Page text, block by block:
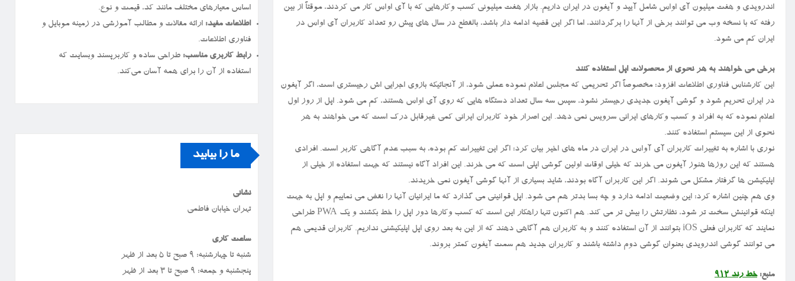
اندرویدی و هفت میلیون آی اواس شامل آیپد و آیفون در ایران داریم. بازار هفت میلیونی کسب وکارهایی که با آی اواس کار می کردند، موقتاً از بین
رفته که با نسخه وب می توانند برخی از آنها را برگردانند، اما اگر این قضیه ادامه دار باشد، بالقطع در سال های پیش رو تعداد کاربران آی اواس در
ایران کم می شود.
برخی می خواهند به هر نحوی از محصولات اپل استفاده کنند
این کارشناس فناوری اطلاعات افزود: مخصوصاً اگر تحریمی که مجلس اعلام نموده عملی شود، از آنجائیکه بازوی اجرایی اش رجیستری است، اگر آیفون
در ایران تحریم شود و گوشی آیفون جدیدی رجیستر نشود، سپس سه سال تعداد دستگاه هایی که روی آی اواس هستند، کم می شود. اپل از روز اول
اعلام نموده که به افراد و کسب وکارهای ایرانی سرویس نمی دهد. این اصرار خود کاربران ایرانی کمی غیرقابل درک است که می خواهند به هر
نحوی از این سیستم استفاده کنند.
نوری با اشاره به تغییرات کاربران آی آواس در ایران در ماه های اخیر بیان کرد: اگر این تغییرات کم بوده، به سبب عدم آگاهی کاربر است. افرادی
هستند که این روزها هنوز آیفون می خرند که خیلی اوقات اولین گوشی اپلی است که می خرند. این افراد آگاه نیستند که جهت استفاده از خیلی از
اپلیکیشن ها گرفتار مشکل می شوند. اگر این کاربران آگاه بودند، شاید بسیاری از آنها گوشی آیفون نمی خریدند.
وی هم چنین اشاره کرد: این وضعیت ادامه دارد و چه بسا بدتر هم می شود. اپل قوانینی می گذارد که ما ایرانیان آنها را نقض می نماییم و اپل به جهت
اینکه قوانینش سخت تر شود، نظارتش را بیش تر می کند. هم اکنون تنها راهکار این است که کسب وکارها دور اپل را خط بکشند و یک PWA طراحی
نمایند که کاربران فعلی iOS بتوانند از آن استفاده کنند و به کاربران هم آگاهی دهند که از این به بعد روی اپل اپلیکیشنی نداریم. کاربران قدیمی هم
می توانند گوشی اندرویدی بعنوان گوشی دوم داشته باشند و کاربران جدید هم سمت آیفون کمتر بروند.
منبع:خط رند ۹۱۲
اساس معیارهای مختلف مانند کد، قیمت و نوع.
اطلاعات مفید: ارائه مقالات و مطالب آموزشی در زمینه موبایل و
فناوری اطلاعات.
رابط کاربری مناسب: طراحی ساده و کاربرپسند وبسایت که
استفاده از آن را برای همه آسان می‌کند.
ما را بیابید
نشانی
تهران خیابان فاطمی
ساعت کاری
شنبه تا چهارشنبه: ۹ صبح تا ۵ بعد از ظهر
پنجشنبه و جمعه: ۹ صبح تا ۳ بعد از ظهر